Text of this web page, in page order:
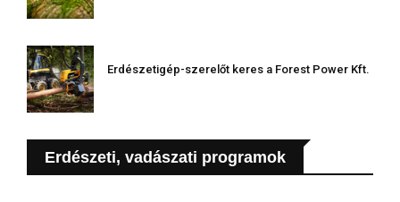
Erdészetigép-szerelőt keres a Forest Power Kft.
Erdészeti, vadászati programok